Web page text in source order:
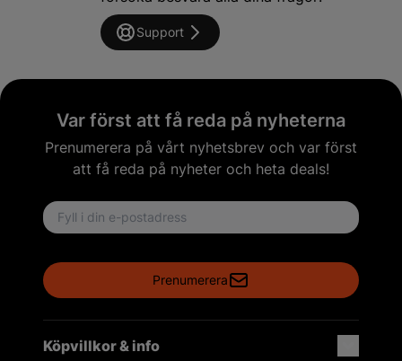
Support
Var först att få reda på nyheterna
Prenumerera på vårt nyhetsbrev och var först
att få reda på nyheter och heta deals!
Email address
Prenumerera
Köpvillkor & info